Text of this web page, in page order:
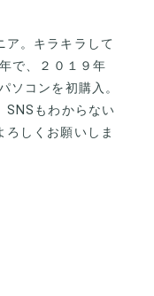
ア。キラキラして
で、２０１９年
ソコンを初購入。
SNSもわからない
ろしくお願いしま